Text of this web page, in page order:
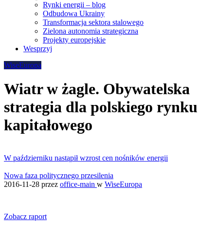
Rynki energii – blog
Odbudowa Ukrainy
Transformacja sektora stalowego
Zielona autonomia strategiczna
Projekty europejskie
Wesprzyj
WiseEuropa
Wiatr w żagle. Obywatelska
strategia dla polskiego rynku
kapitałowego
W październiku nastąpił wzrost cen nośników energii
Nowa faza politycznego przesilenia
2016-11-28 przez office-main w WiseEuropa
Zobacz raport